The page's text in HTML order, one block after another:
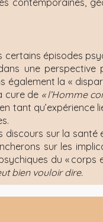
contemporaines,
certains épisodes
une perspective
également la «
cure de « l’Homme
tant qu’expérience
sur la santé
sur les
du « corps
bien vouloir dire.